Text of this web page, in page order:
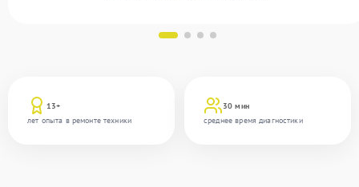
13+
лет опыта в ремонте техники
30 мин
среднее время диагностики